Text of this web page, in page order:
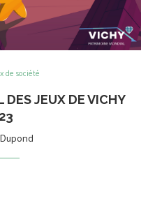
de société
DES JEUX DE VICHY
Dupond